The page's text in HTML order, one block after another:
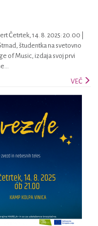
Četrtek, 14. 8. 2025: 20.00 |
študentka na svetovno
of Music, izdaja svoj prvi
VEČ